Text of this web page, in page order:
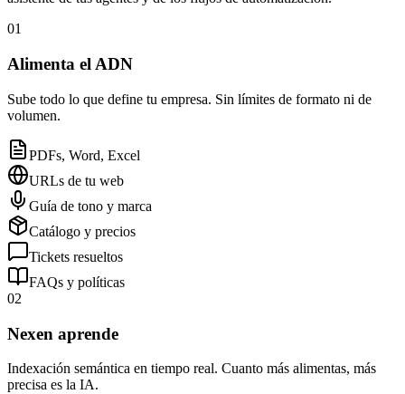
01
Alimenta el ADN
Sube todo lo que define tu empresa. Sin límites de formato ni de
volumen.
PDFs, Word, Excel
URLs de tu web
Guía de tono y marca
Catálogo y precios
Tickets resueltos
FAQs y políticas
02
Nexen aprende
Indexación semántica en tiempo real. Cuanto más alimentas, más
precisa es la IA.